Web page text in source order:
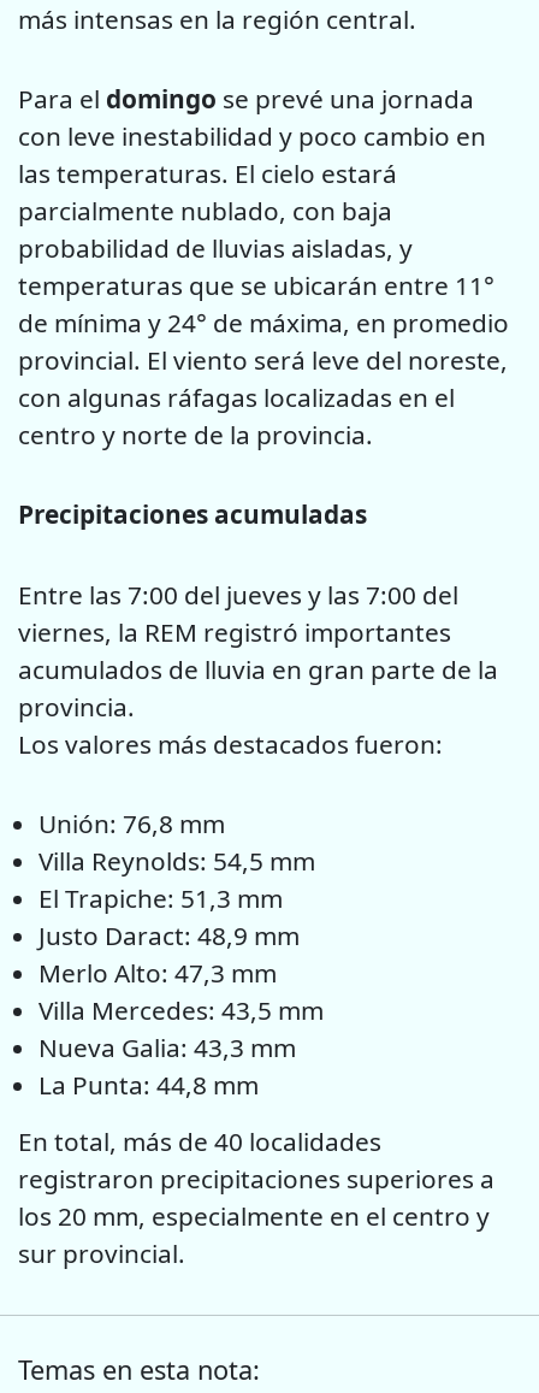
más intensas en la región central.
Para el domingo se prevé una jornada
con leve inestabilidad y poco cambio en
las temperaturas. El cielo estará
parcialmente nublado, con baja
probabilidad de lluvias aisladas, y
temperaturas que se ubicarán entre 11°
de mínima y 24° de máxima, en promedio
provincial. El viento será leve del noreste,
con algunas ráfagas localizadas en el
centro y norte de la provincia.
Precipitaciones acumuladas
Entre las 7:00 del jueves y las 7:00 del
viernes, la REM registró importantes
acumulados de lluvia en gran parte de la
provincia.
Los valores más destacados fueron:
Unión: 76,8 mm
Villa Reynolds: 54,5 mm
El Trapiche: 51,3 mm
Justo Daract: 48,9 mm
Merlo Alto: 47,3 mm
Villa Mercedes: 43,5 mm
Nueva Galia: 43,3 mm
La Punta: 44,8 mm
En total, más de 40 localidades
registraron precipitaciones superiores a
los 20 mm, especialmente en el centro y
sur provincial.
Temas en esta nota: